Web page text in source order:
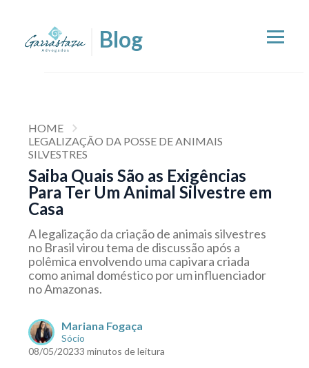
HOME
LEGALIZAÇÃO DA POSSE DE ANIMAIS
SILVESTRES
Saiba Quais São as Exigências
Para Ter Um Animal Silvestre em
Casa
A legalização da criação de animais silvestres
no Brasil virou tema de discussão após a
polêmica envolvendo uma capivara criada
como animal doméstico por um influenciador
no Amazonas.
Mariana Fogaça
Sócio
08/05/20233 minutos de leitura